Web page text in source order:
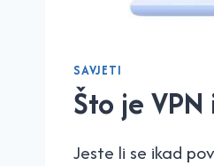
SAVJETI
Što je
Jeste li se ikad